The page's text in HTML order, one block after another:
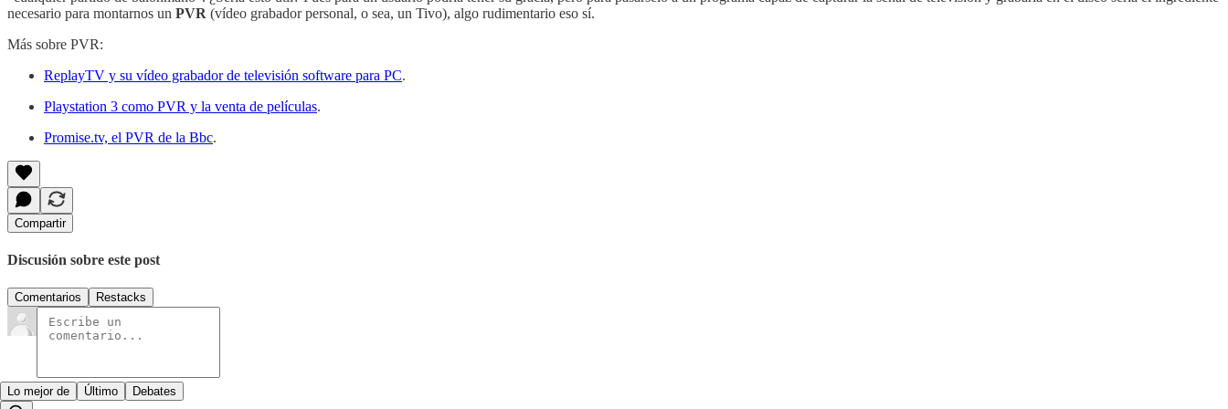
necesario para montarnos un PVR (vídeo grabador personal, o sea, un Tivo), algo rudimentario eso sí.
Más sobre PVR:
ReplayTV y su vídeo grabador de televisión software para PC.
Playstation 3 como PVR y la venta de películas.
Promise.tv, el PVR de la Bbc.
Compartir
Discusión sobre este post
Comentarios Restacks
Lo mejor de Último Debates